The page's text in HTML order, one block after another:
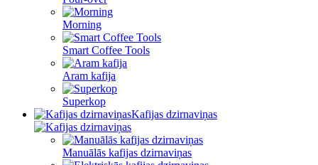
Morning
Smart Coffee Tools
Aram kafija
Superkop
Kafijas dzirnaviņas
Manuālās kafijas dzirnaviņas